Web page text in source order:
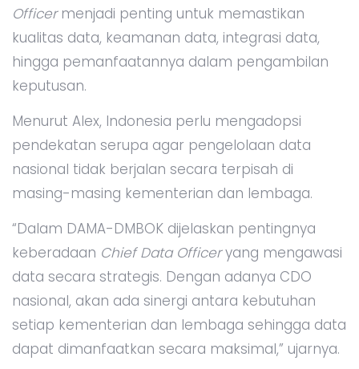
Officermenjadi penting untuk memastikan
kualitas data, keamanan data, integrasi data,
hingga pemanfaatannya dalam pengambilan
keputusan.
Menurut Alex, Indonesia perlu mengadopsi
pendekatan serupa agar pengelolaan data
nasional tidak berjalan secara terpisah di
masing-masing kementerian dan lembaga.
“Dalam DAMA-DMBOK dijelaskan pentingnya
keberadaan Chief Data Officeryang mengawasi
data secara strategis. Dengan adanya CDO
nasional, akan ada sinergi antara kebutuhan
setiap kementerian dan lembaga sehingga data
dapat dimanfaatkan secara maksimal,” ujarnya.